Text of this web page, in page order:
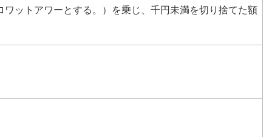
ットアワーとする。）を乗じ、千円未満を切り捨てた額